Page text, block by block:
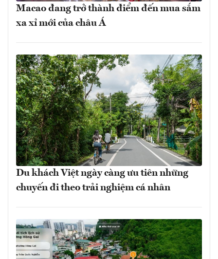
Macao đang trở thành điểm đến mua sắm
xa xỉ mới của châu Á
Du khách Việt ngày càng ưu tiên những
chuyến đi theo trải nghiệm cá nhân